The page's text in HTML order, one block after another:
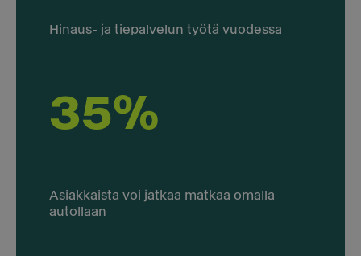
Hinaus- ja tiepalvelun työtä vuodessa
35%
Asiakkaista voi jatkaa matkaa omalla
autollaan